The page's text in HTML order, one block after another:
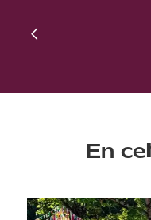
En ce